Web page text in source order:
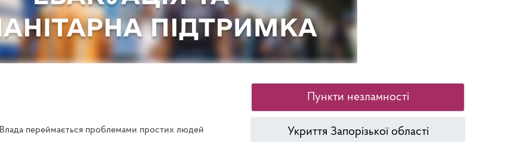
Влада переймається проблемами простих людей
Пункти незламності
Укриття Запорізької області